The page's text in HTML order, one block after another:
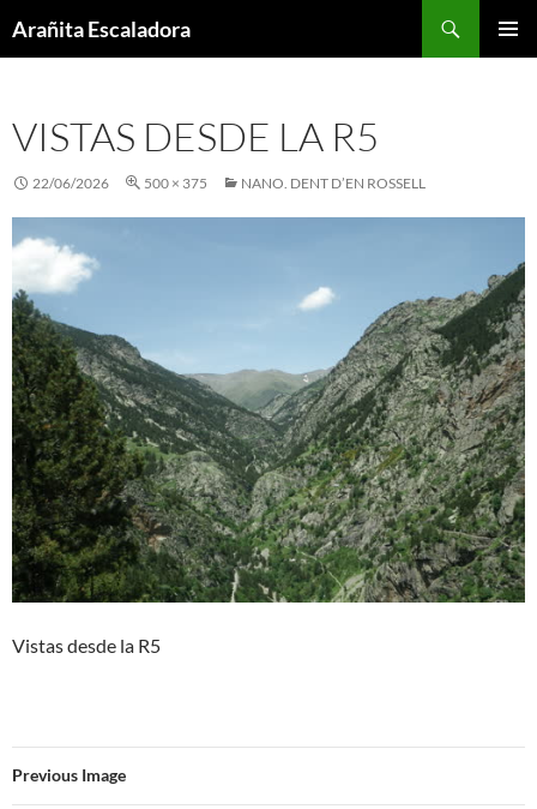
toArañita Escaladora
VISTAS DESDE LA R5
22/06/2026 500 × 375 NANO. DENT D’EN ROSSELL
Vistas desde la R5
Previous Image